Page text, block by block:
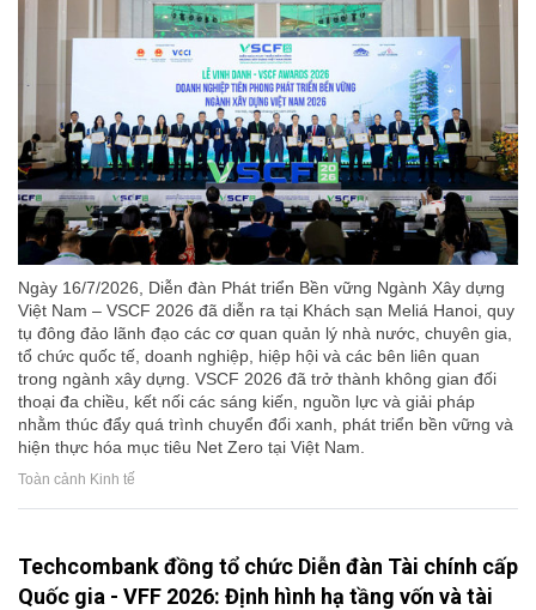
Ngày 16/7/2026, Diễn đàn Phát triển Bền vững Ngành Xây dựng
Việt Nam – VSCF 2026 đã diễn ra tại Khách sạn Meliá Hanoi, quy
tụ đông đảo lãnh đạo các cơ quan quản lý nhà nước, chuyên gia,
tổ chức quốc tế, doanh nghiệp, hiệp hội và các bên liên quan
trong ngành xây dựng. VSCF 2026 đã trở thành không gian đối
thoại đa chiều, kết nối các sáng kiến, nguồn lực và giải pháp
nhằm thúc đẩy quá trình chuyển đổi xanh, phát triển bền vững và
hiện thực hóa mục tiêu Net Zero tại Việt Nam.
Toàn cảnh Kinh tế
Techcombank đồng tổ chức Diễn đàn Tài chính cấp
Quốc gia - VFF 2026: Định hình hạ tầng vốn và tài